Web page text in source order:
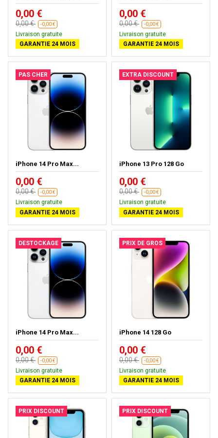
0,00 €
0,00 € -0,00 €
Livraison gratuite
GARANTIE 24 MOIS
0,00 €
0,00 € -0,00 €
Livraison gratuite
GARANTIE 24 MOIS
PAS CHER
iPhone 14 Pro Max...
0,00 €
0,00 € -0,00 €
Livraison gratuite
GARANTIE 24 MOIS
EXTRA DISCOUNT
iPhone 13 Pro 128 Go
0,00 €
0,00 € -0,00 €
Livraison gratuite
GARANTIE 24 MOIS
DESTOCKAGE
iPhone 14 Pro Max...
0,00 €
0,00 € -0,00 €
Livraison gratuite
GARANTIE 24 MOIS
PRIX DE GROS
iPhone 14 128 Go
0,00 €
0,00 € -0,00 €
Livraison gratuite
GARANTIE 24 MOIS
PRIX DISCOUNT PRIX DISCOUNT